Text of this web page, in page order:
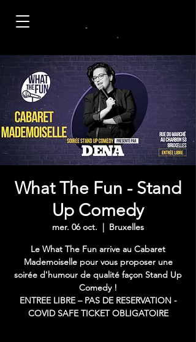
What The Fun - Stand
Up Comedy
mer. 06 oct.
  |
Bruxelles
Le What The Fun arrive au Cabaret
Mademoiselle pour vous proposer une
soirée d'humour de qualité façon Stand Up
Comedy !
ENTREE LIBRE – PAS DE RESERVATION -
COVID SAFE TICKET OBLIGATOIRE